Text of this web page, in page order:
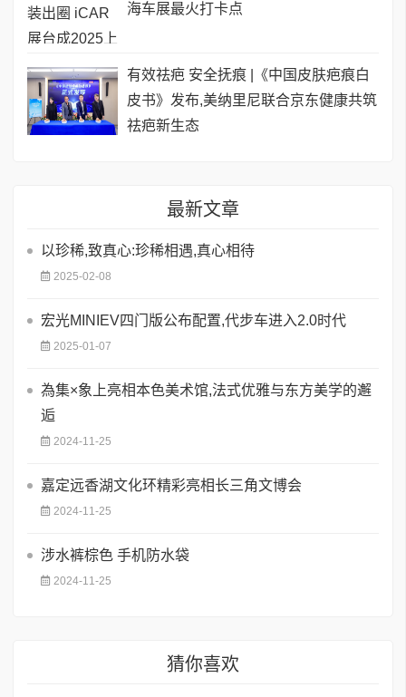
海车展最火打卡点
有效祛疤 安全抚痕 |《中国皮肤疤痕白
皮书》发布,美纳里尼联合京东健康共筑
祛疤新生态
最新文章
以珍稀,致真心:珍稀相遇,真心相待
2025-02-08
宏光MINIEV四门版公布配置,代步车进入2.0时代
2025-01-07
為集×象上亮相本色美术馆,法式优雅与东方美学的邂
逅
2024-11-25
嘉定远香湖文化环精彩亮相长三角文博会
2024-11-25
涉水裤棕色 手机防水袋
2024-11-25
猜你喜欢